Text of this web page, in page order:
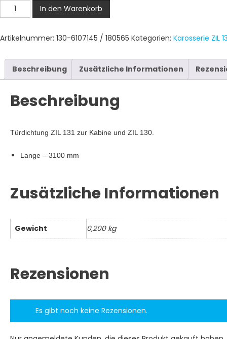
Türdichtung
ZIL
zur
Kabine,
Türdichtung
ZIL
Menge
In den Warenkorb
Artikelnummer: 130-6107145 / 180565 Kategorien: Karosserie ZIL
Beschreibung Zusätzliche Informationen
Beschreibung
Türdichtung ZIL 131 zur Kabine und ZIL 130.
Lange – 3100 mm
Zusätzliche Informationen
Gewicht 0,200 kg
Rezensionen
Es gibt noch keine Rezensionen.